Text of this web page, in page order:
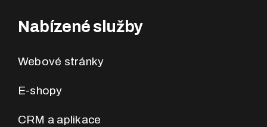
Nabízené služby
Webové stránky
E-shopy
CRM a aplikace